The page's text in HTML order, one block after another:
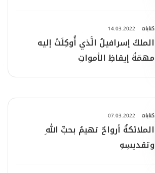
كتابات 14.03.2022
الملكُ إسرافيلُ الَّذي أُوكِلَتْ إليه
مهمّةُ إيقاظِ الأمواتِ
كتابات 07.03.2022
الملائكةُ أرواحٌ تهيمُ بحبِّ اللهِ
وتقديسِهِ